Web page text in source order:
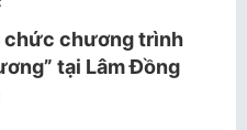
chức chương trình
tại Lâm Đồng